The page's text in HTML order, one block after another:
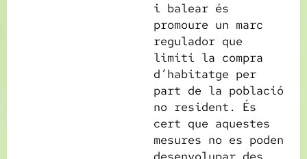
i balear és
promoure un marc
regulador que
limiti la compra
d’habitatge per
part de la població
no resident. És
cert que aquestes
mesures no es poden